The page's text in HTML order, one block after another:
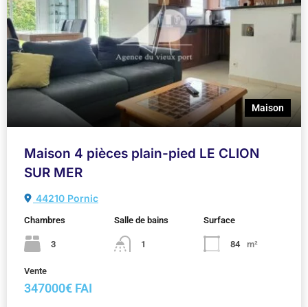
Maison
Maison 4 pièces plain-pied LE CLION
SUR MER
44210 Pornic
Chambres
3
Salle de bains
1
Surface
84 m²
Vente
347000€ FAI